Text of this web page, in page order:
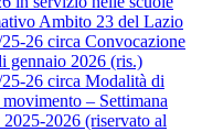
Ambito 23 del Lazio
26 circa Convocazione
gennaio 2026 (ris.)
26 circa Modalità di
– Settimana
2025-2026 (riservato al